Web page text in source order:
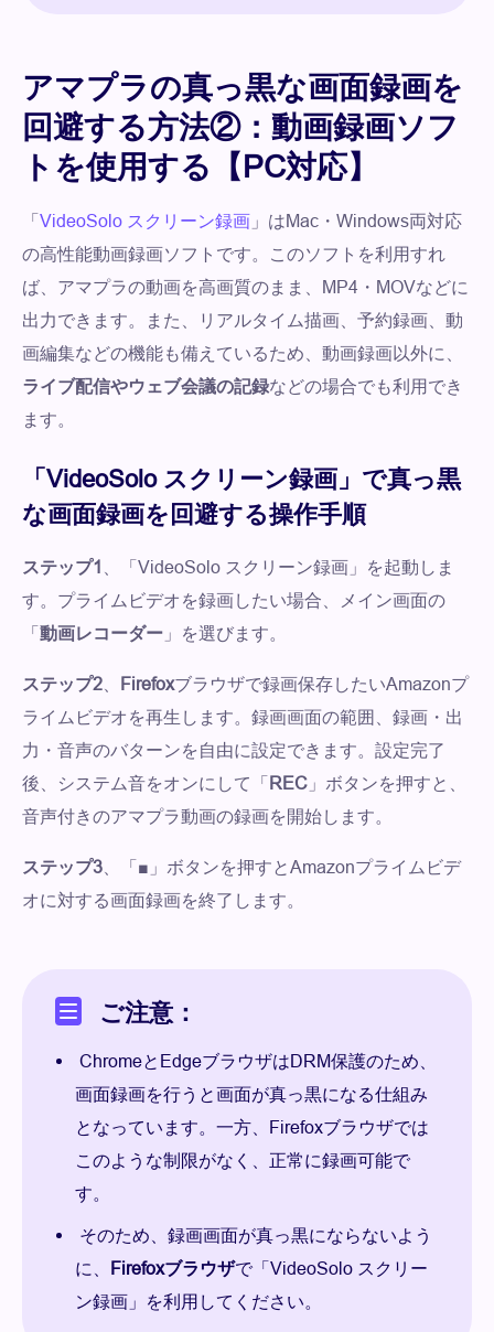
アマプラの真っ黒な画面録画を
回避する方法②：動画録画ソフ
トを使用する【PC対応】
「 VideoSolo スクリーン録画 」はMac・Windows両対応
の高性能動画録画ソフトです。このソフトを利用すれ
ば、アマプラの動画を高画質のまま、MP4・MOVなどに
出力できます。また、リアルタイム描画、予約録画、動
画編集などの機能も備えているため、動画録画以外に、
ライブ配信やウェブ会議の記録などの場合でも利用でき
ます。
「VideoSolo スクリーン録画」で真っ黒
な画面録画を回避する操作手順
ステップ1
、「VideoSolo スクリーン録画」を起動しま
す。プライムビデオを録画したい場合、メイン画面の
「 動画レコーダー 」を選びます。
ステップ2 Firefoxブラウザで録画保存したいAmazonプ
ライムビデオを再生します。録画画面の範囲、録画・出
力・音声のバターンを自由に設定できます。設定完了
後、システム音をオンにして「 REC 」ボタンを押すと、
音声付きのアマプラ動画の録画を開始します。
ステップ3 、「■」ボタンを押すとAmazonプライムビデ
オに対する画面録画を終了します。
ご注意：
ChromeとEdgeブラウザはDRM保護のため、
画面録画を行うと画面が真っ黒になる仕組み
となっています。一方、Firefoxブラウザでは
このような制限がなく、正常に録画可能で
す。
そのため、録画画面が真っ黒にならないよう
に、
Firefoxブラウザで「VideoSolo スクリー
ン録画」を利用してください。